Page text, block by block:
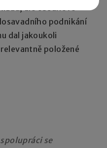
ale obsahově
podnikání
dal jakoukoli
položené
se